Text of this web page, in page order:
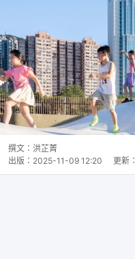
撰文： 洪芷菁
出版： 2025-11-09 12:20 更新：